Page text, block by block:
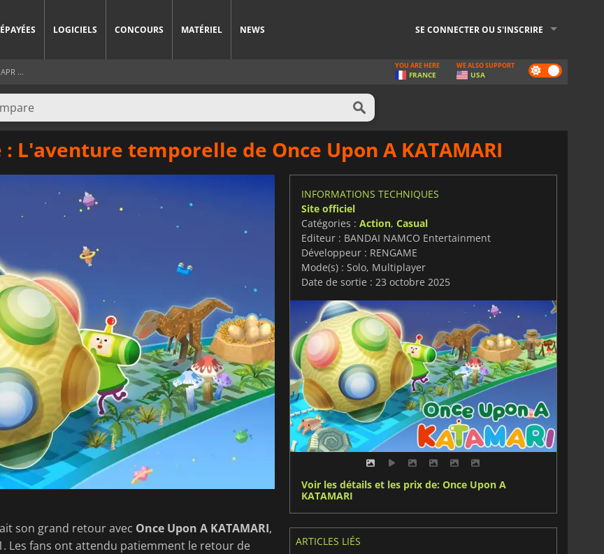
LOGICIELS CONCOURS MATÉRIEL NEWS SE CONNECTER OU S'INSCRIRE
... Dark
mode
YOU ARE HERE
FRANCE
WE ALSO SUPPORT
USA
L'aventure temporelle de Once Upon A KATAMARI
son grand retour avec Once Upon A KATAMARI,
Les fans ont attendu patiemment le retour de
INFORMATIONS TECHNIQUES
Site officiel
Catégories : Action, Casual
Editeur : BANDAI NAMCO Entertainment
Développeur : RENGAME
Mode(s) : Solo, Multiplayer
Date de sortie : 23 octobre 2025
Voir les détails et les prix de: Once Upon A
KATAMARI
ARTICLES LIÉS